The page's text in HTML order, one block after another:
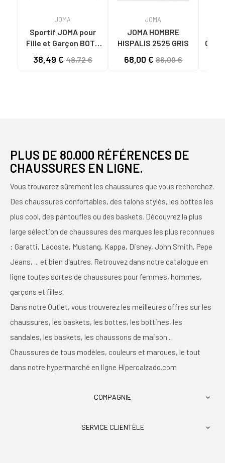
JOMA
Sportif JOMA pour
Fille et Garçon BOTA
COLORES
38,49 € 48,72 €
JOMA
JOMA HOMBRE
HISPALIS 2525 GRIS
68,00 € 86,00 €
PLUS DE 80.000 RÉFÉRENCES DE
CHAUSSURES EN LIGNE.
Vous trouverez sûrement les chaussures que vous recherchez.
Des chaussures confortables, des talons stylés, les bottes les
plus cool, des pantoufles ou des baskets. Découvrez la plus
large sélection de chaussures des marques les plus reconnues
: Garatti, Lacoste, Mustang, Kappa, Disney, John Smith, Pepe
Jeans, ... et bien d'autres. Retrouvez dans notre catalogue en
ligne toutes sortes de chaussures pour femmes, hommes,
garçons et filles.
Dans notre Outlet, vous trouverez les meilleures offres sur les
chaussures, les baskets, les bottes, les bottines, les
sandales, les baskets, les chaussons de maison...
Chaussures de tous modèles, couleurs et marques, le tout
dans notre hypermarché en ligne Hipercalzado.com
COMPAGNIE 
SERVICE CLIENTÈLE 